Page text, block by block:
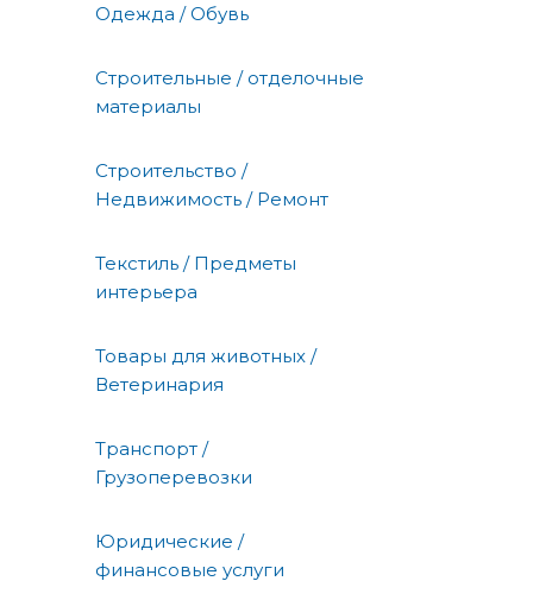
Одежда / Обувь
Строительные / отделочные
материалы
Строительство /
Недвижимость / Ремонт
Текстиль / Предметы
интерьера
Товары для животных /
Ветеринария
Транспорт /
Грузоперевозки
Юридические /
финансовые услуги